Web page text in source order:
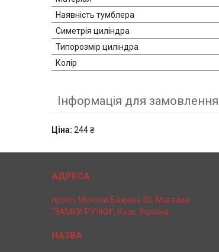
Наявність тумблера
Симетрія циліндра
Типорозмір циліндра
Колір
Інформація для замовлення
Ціна: 244 ₴
просп. Миколи Бажана 30, Магазин
"ЗАМКИ РУЧКИ", Київ, Україна